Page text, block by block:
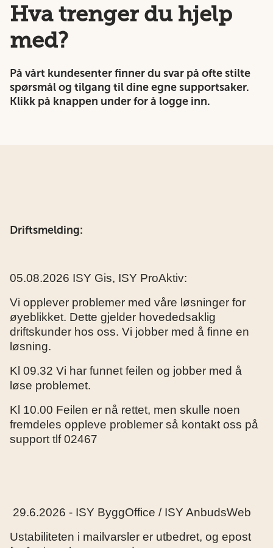
Hva trenger du hjelp
med?
På vårt kundesenter finner du svar på ofte stilte
spørsmål og tilgang til dine egne supportsaker.
Klikk på knappen under for å logge inn.
Driftsmelding:
05.08.2026 ISY Gis, ISY ProAktiv:
Vi opplever problemer med våre løsninger for
øyeblikket. Dette gjelder hovededsaklig
driftskunder hos oss. Vi jobber med å finne en
løsning.
Kl 09.32 Vi har funnet feilen og jobber med å
løse problemet.
Kl 10.00 Feilen er nå rettet, men skulle noen
fremdeles oppleve problemer så kontakt oss på
support tlf 02467
29.6.2026 - ISY ByggOffice / ISY AnbudsWeb
Ustabiliteten i mailvarsler er utbedret, og epost